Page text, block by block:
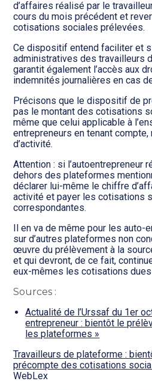
d’affaires réalisé par le
cours du mois précédent et
cotisations sociales prélevées.
Ce dispositif entend faciliter et
administratives des travailleurs
garantit également l’accès aux
indemnités journalières en cas
Précisons que le dispositif de
pas le montant des cotisations
même que celui applicable à
entrepreneurs en tenant
d’activité.
Attention : si l’autoentrepreneur
dehors des plateformes
déclarer lui-même le chiffre
activité et payer les cotisations
correspondantes.
Il en va de même pour les auto-
sur d’autres plateformes non
œuvre du prélèvement à la
et qui devront, de ce fait,
eux-mêmes les cotisations dues
Sources :
Actualité de l’Urssaf du 1er
entrepreneur : bientôt le
les plateformes »
Travailleurs de plateforme :
précompte des cotisations
WebLex